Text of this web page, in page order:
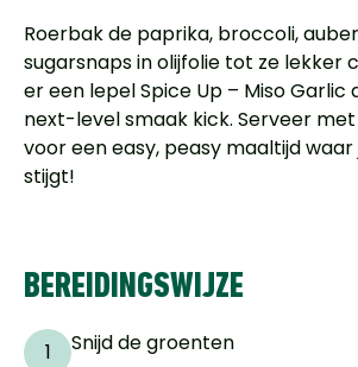
Roerbak de paprika, broccoli,
sugarsnaps in olijfolie tot ze lekker
er een lepel Spice Up – Miso Garlic
next-level smaak kick. Serveer
voor een easy, peasy maaltijd
stijgt!
BEREIDINGSWIJZE
1 Snijd de groenten